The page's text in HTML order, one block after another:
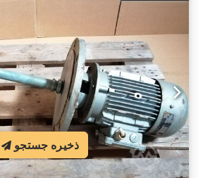
ذخیره جستجو